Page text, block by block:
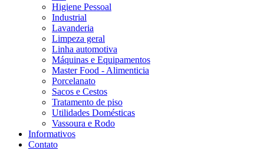
Higiene Pessoal
Industrial
Lavanderia
Limpeza geral
Linha automotiva
Máquinas e Equipamentos
Master Food - Alimenticia
Porcelanato
Sacos e Cestos
Tratamento de piso
Utilidades Domésticas
Vassoura e Rodo
Informativos
Contato